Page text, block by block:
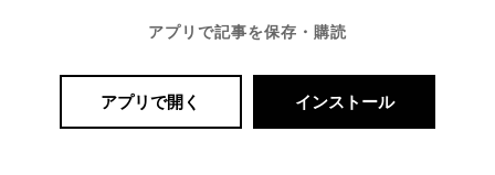
アプリで記事を保存・購読
アプリで開く インストール